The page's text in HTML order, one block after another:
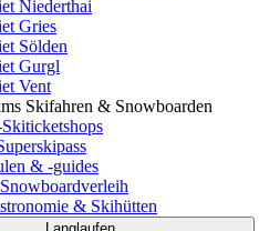
Niederthai
Gries
Sölden
Gurgl
Vent
Skifahren & Snowboarden
& -guides
& Skihütten